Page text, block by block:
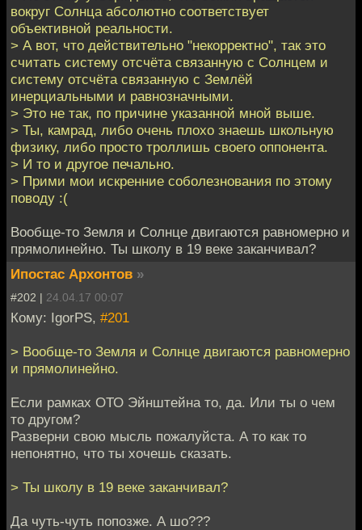
вокруг Солнца абсолютно соответствует
объективной реальности.
> А вот, что действительно "некорректно", так это
считать систему отсчёта связанную с Солнцем и
систему отсчёта связанную с Землёй
инерциальными и равнозначными.
> Это не так, по причине указанной мной выше.
> Ты, камрад, либо очень плохо знаешь школьную
физику, либо просто троллишь своего оппонента.
> И то и другое печально.
> Прими мои искренние соболезнования по этому
поводу :(
Вообще-то Земля и Солнце двигаются равномерно и
прямолинейно. Ты школу в 19 веке заканчивал?
Ипостас Архонтов »
#202 | 24.04.17 00:07
Кому: IgorPS, #201
> Вообще-то Земля и Солнце двигаются равномерно
и прямолинейно.
Если рамках ОТО Эйнштейна то, да. Или ты о чем
то другом?
Разверни свою мысль пожалуйста. А то как то
непонятно, что ты хочешь сказать.
> Ты школу в 19 веке заканчивал?
Да чуть-чуть попозже. А шо???